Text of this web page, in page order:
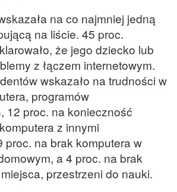
na co najmniej jedną
na liście. 45 proc.
że jego dziecko lub
z łączem internetowym.
wskazało na trudności w
programów
12 proc. na konieczność
z innymi
proc. na brak komputera w
a 4 proc. na brak
przestrzeni do nauki.